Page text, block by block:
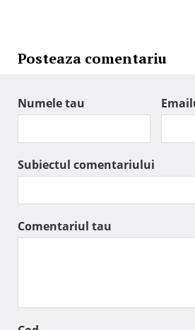
Posteaza comentariu
Numele tau
Subiectul comentariului
Comentariul tau